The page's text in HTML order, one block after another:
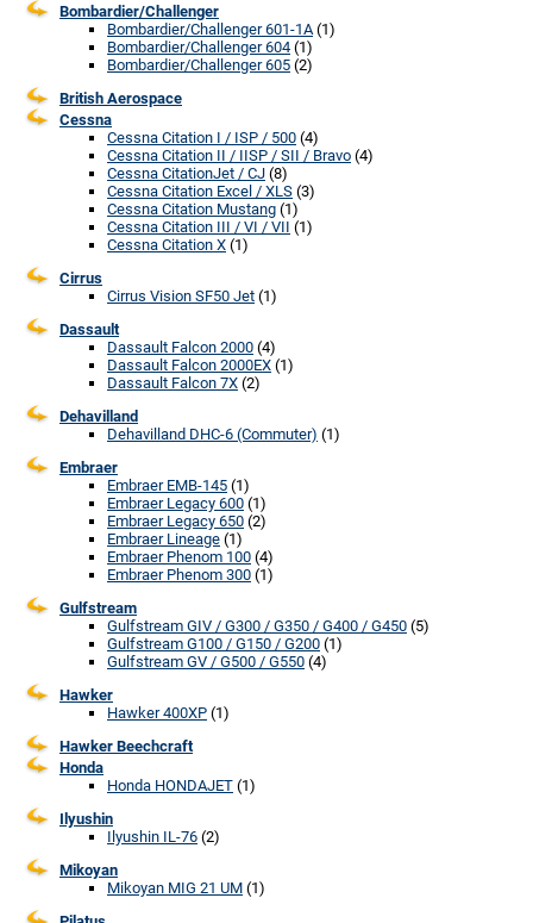
Bombardier/Challenger
Bombardier/Challenger 601-1A (1)
Bombardier/Challenger 604 (1)
Bombardier/Challenger 605 (2)
British Aerospace
Cessna
Cessna Citation I / ISP / 500 (4)
Cessna Citation II / IISP / SII / Bravo (4)
Cessna CitationJet / CJ (8)
Cessna Citation Excel / XLS (3)
Cessna Citation Mustang (1)
Cessna Citation III / VI / VII (1)
Cessna Citation X (1)
Cirrus
Cirrus Vision SF50 Jet (1)
Dassault
Dassault Falcon 2000 (4)
Dassault Falcon 2000EX (1)
Dassault Falcon 7X (2)
Dehavilland
Dehavilland DHC-6 (Commuter) (1)
Embraer
Embraer EMB-145 (1)
Embraer Legacy 600 (1)
Embraer Legacy 650 (2)
Embraer Lineage (1)
Embraer Phenom 100 (4)
Embraer Phenom 300 (1)
Gulfstream
Gulfstream GIV / G300 / G350 / G400 / G450 (5)
Gulfstream G100 / G150 / G200 (1)
Gulfstream GV / G500 / G550 (4)
Hawker
Hawker 400XP (1)
Hawker Beechcraft
Honda
Honda HONDAJET (1)
Ilyushin
Ilyushin IL-76 (2)
Mikoyan
Mikoyan MIG 21 UM (1)